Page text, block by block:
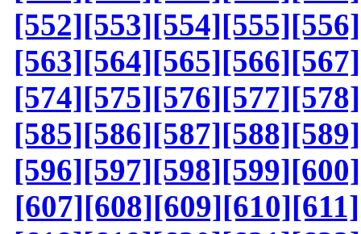
[552][553][554][555][556]
[563][564][565][566][567]
[574][575][576][577][578]
[585][586][587][588][589]
[596][597][598][599][600]
[607][608][609][610][611]